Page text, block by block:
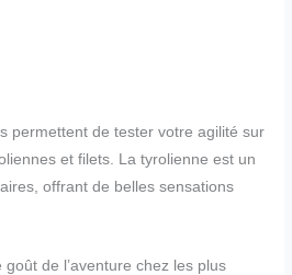
permettent de tester votre agilité sur
et filets. La tyrolienne est un
offrant de belles sensations
goût de l’aventure chez les plus